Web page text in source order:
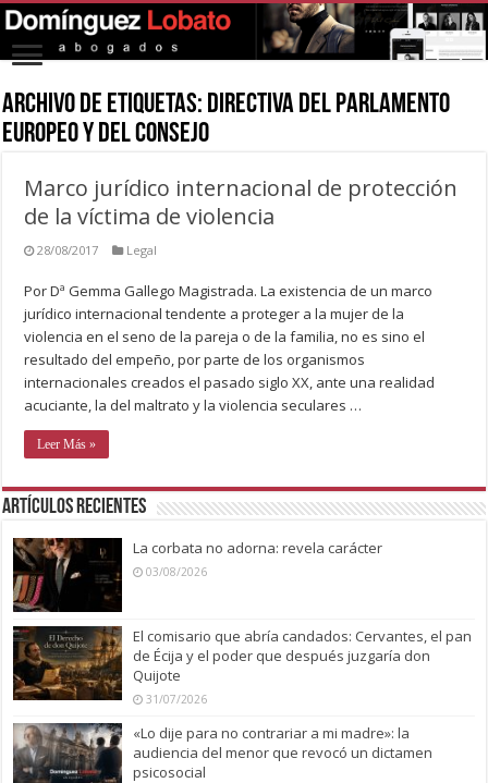
Archivo de Etiquetas: Directiva del Parlamento
Europeo y del Consejo
Marco jurídico internacional de protección
de la víctima de violencia
28/08/2017 Legal
Por Dª Gemma Gallego Magistrada. La existencia de un marco
jurídico internacional tendente a proteger a la mujer de la
violencia en el seno de la pareja o de la familia, no es sino el
resultado del empeño, por parte de los organismos
internacionales creados el pasado siglo XX, ante una realidad
acuciante, la del maltrato y la violencia seculares …
Leer Más »
Artículos recientes
La corbata no adorna: revela carácter
03/08/2026
El comisario que abría candados: Cervantes, el pan
de Écija y el poder que después juzgaría don
Quijote
31/07/2026
«Lo dije para no contrariar a mi madre»: la
audiencia del menor que revocó un dictamen
psicosocial